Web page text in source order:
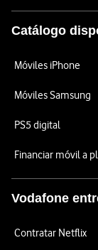
Catálogo
Móviles iPhone
Móviles Samsung
PS5 digital
Financiar móvil a
Vodafone
Contratar Netflix